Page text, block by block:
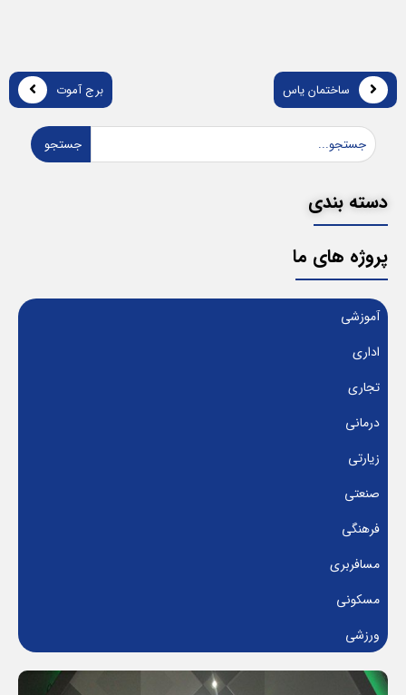
ساختمان یاس برج آموت
جستجو
دسته بندی
پروژه های ما
آموزشی
اداری
تجاری
درمانی
زیارتی
صنعتی
فرهنگی
مسافربری
مسکونی
ورزشی